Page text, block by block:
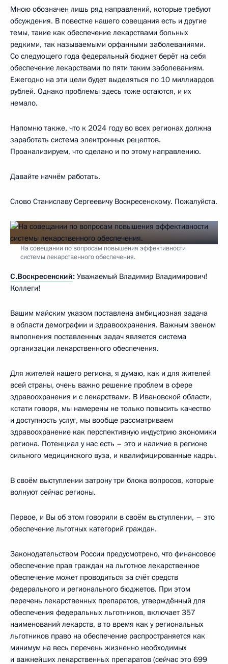
Мною обозначен лишь ряд направлений, которые требуют
обсуждения. В повестке нашего совещания есть и другие
темы, такие как обеспечение лекарствами больных
редкими, так называемыми орфанными заболеваниями.
Со следующего года федеральный бюджет берёт на себя
обеспечение лекарствами по пяти таким заболеваниям.
Ежегодно на эти цели будет выделяться по 10 миллиардов
рублей. Однако проблемы здесь тоже остаются, и их
немало.
Напомню также, что к 2024 году во всех регионах должна
заработать система электронных рецептов.
Проанализируем, что сделано и по этому направлению.
Давайте начнём работать.
Слово Станиславу Сергеевичу Воскресенскому. Пожалуйста.
На совещании по вопросам повышения эффективности
системы лекарственного обеспечения.
С.Воскресенский: Уважаемый Владимир Владимирович!
Коллеги!
Вашим майским указом поставлена амбициозная задача
в области демографии и здравоохранения. Важным звеном
выполнения поставленных задач является система
организации лекарственного обеспечения.
Для жителей нашего региона, я думаю, как и для жителей
всей страны, очень важно решение проблем в сфере
здравоохранения и с лекарствами. В Ивановской области,
кстати говоря, мы намерены не только повысить качество
и доступность услуг, мы вообще рассматриваем
здравоохранение как перспективную индустрию экономики
региона. Потенциал у нас есть – это и наличие в регионе
сильного медицинского вуза, и квалифицированные кадры.
В своём выступлении затрону три блока вопросов, которые
волнуют сейчас регионы.
Первое, и Вы об этом говорили в своём выступлении, – это
обеспечение льготных категорий граждан.
Законодательством России предусмотрено, что финансовое
обеспечение прав граждан на льготное лекарственное
обеспечение может проводиться за счёт средств
федерального и регионального бюджетов. При этом
перечень лекарственных препаратов, утверждённый для
обеспечения федеральных льготников, включает 357
наименований лекарств, в то время как у региональных
льготников право на обеспечение распространяется как
минимум на весь перечень жизненно необходимых
и важнейших лекарственных препаратов (сейчас это 699